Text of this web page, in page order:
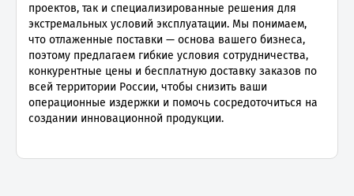
проектов, так и специализированные решения для
экстремальных условий эксплуатации. Мы понимаем,
что отлаженные поставки — основа вашего бизнеса,
поэтому предлагаем гибкие условия сотрудничества,
конкурентные цены и бесплатную доставку заказов по
всей территории России, чтобы снизить ваши
операционные издержки и помочь сосредоточиться на
создании инновационной продукции.